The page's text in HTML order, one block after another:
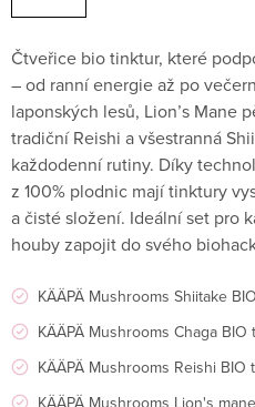
Čtveřice bio tinktur, které
– od ranní energie až po
laponských lesů, Lion’s Mane
tradiční Reishi a všestranná
každodenní rutiny. Díky
z 100% plodnic mají tinktury
a čisté složení. Ideální set pro
houby zapojit do svého
KÄÄPÄ Mushrooms Shiitake
KÄÄPÄ Mushrooms Chaga BIO
KÄÄPÄ Mushrooms Reishi BIO
KÄÄPÄ Mushrooms Lion's